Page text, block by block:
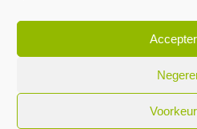
Blijft op de hoogte
Rechtstreeks van het veld naar
Inschrijven nieuwsbrief